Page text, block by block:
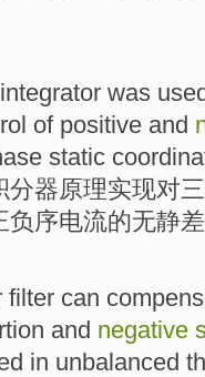
integrator was
of positive and
static
分器原理实现对
负 序电流的无静差
filter can
and negative
in unbalanced